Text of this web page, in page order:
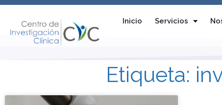
Inicio Servicios
Etiqueta: